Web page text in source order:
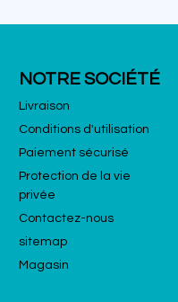
NOTRE SOCIÉTÉ
Livraison
Conditions d'utilisation
Paiement sécurisé
Protection de la vie
privée
Contactez-nous
sitemap
Magasin